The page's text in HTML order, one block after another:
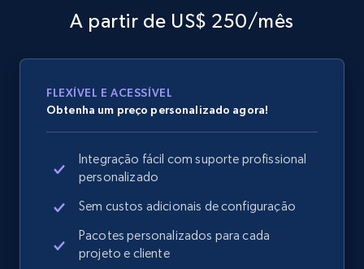
Google Shopping - collects products from
web using keywords
URL, Product id, Title, Product description,
more.
Home Depot US
URL, Domain, Country code, Model number,
Sku, Product id, Product name, Manufacturer,
A partir de US$ 250/mês
FLEXÍVEL E ACESSÍVEL
Obtenha um preço personalizado agora!
Integração fácil com suporte profissional
personalizado
Sem custos adicionais de configuração
Pacotes personalizados para cada
projeto e cliente